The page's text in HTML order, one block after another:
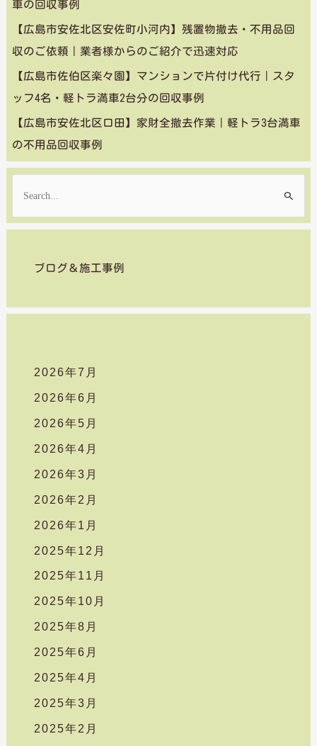
車の回収事例
【広島市安佐北区安佐町小河内】残置物撤去・不用品回
収のご依頼｜業者様からのご紹介で迅速対応
【広島市佐伯区楽々園】マンションで片付け代行｜スタ
ッフ4名・軽トラ満車2台分の回収事例
【広島市安佐北区口田】家財全撤去作業｜軽トラ3台満車
の不用品回収事例
索
ブログ＆施工事例
2026年7月
2026年6月
2026年5月
2026年4月
2026年3月
2026年2月
2026年1月
2025年12月
2025年11月
2025年10月
2025年8月
2025年6月
2025年4月
2025年3月
2025年2月